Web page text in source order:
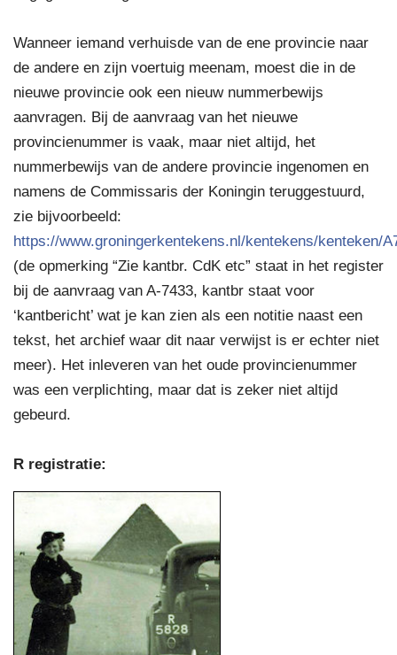
Wanneer iemand verhuisde van de ene provincie naar
de andere en zijn voertuig meenam, moest die in de
nieuwe provincie ook een nieuw nummerbewijs
aanvragen. Bij de aanvraag van het nieuwe
provincienummer is vaak, maar niet altijd, het
nummerbewijs van de andere provincie ingenomen en
namens de Commissaris der Koningin teruggestuurd,
zie bijvoorbeeld:
https://www.groningerkentekens.nl/kentekens/kenteken/
(de opmerking “Zie kantbr. CdK etc” staat in het register
bij de aanvraag van A-7433, kantbr staat voor
‘kantbericht’ wat je kan zien als een notitie naast een
tekst, het archief waar dit naar verwijst is er echter niet
meer). Het inleveren van het oude provincienummer
was een verplichting, maar dat is zeker niet altijd
gebeurd.
R registratie: